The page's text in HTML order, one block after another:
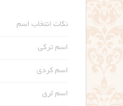
نکات انتخاب اسم
اسم ترکی
اسم کردی
اسم لری